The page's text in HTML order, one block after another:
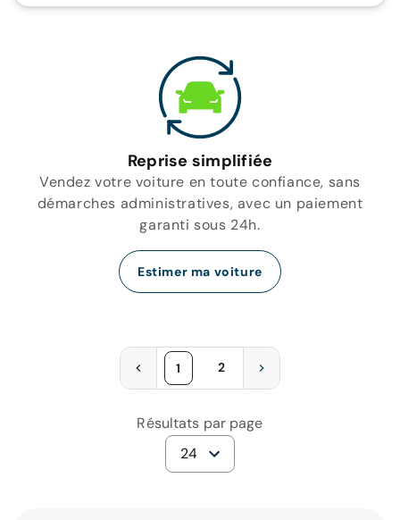
Reprise simplifiée
Vendez votre voiture en toute confiance, sans
démarches administratives, avec un paiement
garanti sous 24h.
Estimer ma voiture
1 2
Résultats par page
24